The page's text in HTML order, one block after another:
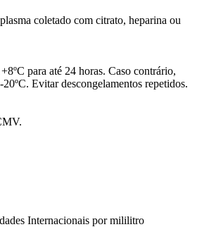
coletado com citrato, heparina ou
para até 24 horas. Caso contrário,
Evitar descongelamentos repetidos.
Internacionais por mililitro